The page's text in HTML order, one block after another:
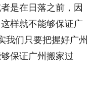
是在日落之前，因
样就不能够保证广
我们只要把握好广州
保证广州搬家过